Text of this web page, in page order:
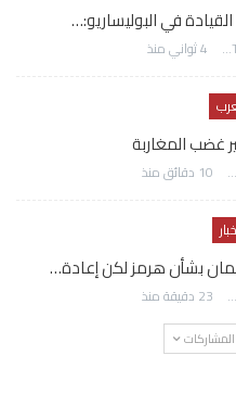
في البوليساريو:…
AWATEF ABDELHAMED 4 ثواني منذ
غضب المغاربة
AWATEF ABDELHAMED 10 دقائق منذ
بشأن هرمز لكن إعادة…
AWATEF ABDELHAMED 23 دقيقة منذ